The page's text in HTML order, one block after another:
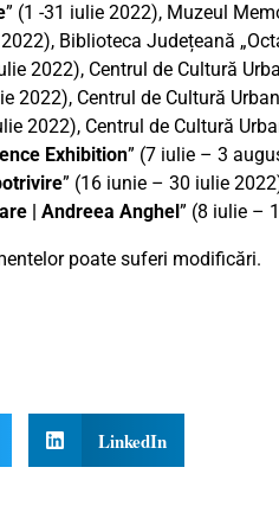
” (1 -31 iulie 2022), Muzeul
Biblioteca Județeană
2022), Centrul de Cultură
2022), Centrul de Cultură
2022), Centrul de Cultură
Exhibition” (7 iulie – 3
” (16 iunie – 30 iulie
| Andreea Anghel ” (8 iulie –
poate suferi modificări.
LinkedIn